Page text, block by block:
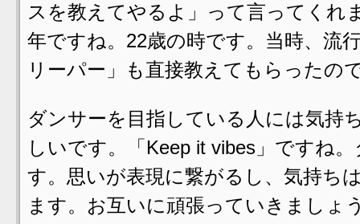
スを教えてやるよ」って言ってくれ
年ですね。22歳の時です。当時、流
リーパー」も直接教えてもらったの
ダンサーを目指している人には気持
しいです。「Keep it vibes」ですね
す。思いが表現に繋がるし、気持ち
ます。お互いに頑張っていきましょ